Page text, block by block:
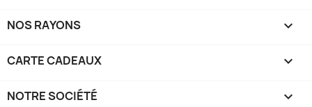
NOS RAYONS 
CARTE CADEAUX 
NOTRE SOCIÉTÉ 